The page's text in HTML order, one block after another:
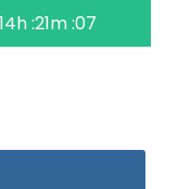
:21m :07